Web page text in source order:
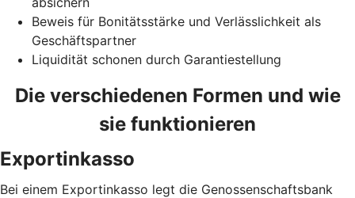
Beweis für Bonitätsstärke und Verlässlichkeit als
Geschäftspartner
Liquidität schonen durch Garantiestellung
Die verschiedenen Formen und wie
sie funktionieren
Exportinkasso
Bei einem Exportinkasso legt die Genossenschaftsbank